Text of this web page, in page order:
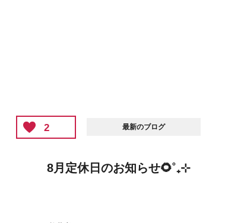
8月定休日のお知らせ🌻˚₊⊹